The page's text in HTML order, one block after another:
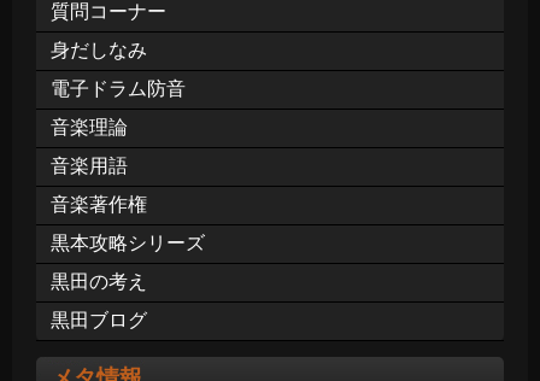
質問コーナー
身だしなみ
電子ドラム防音
音楽理論
音楽用語
音楽著作権
黒本攻略シリーズ
黒田の考え
黒田ブログ